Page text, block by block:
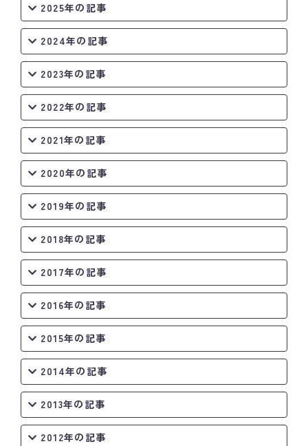
例会場・事務局の案内
リンク集
情報公開
入会のご案内
2025年の記事
2024年の記事
2023年の記事
2022年の記事
2021年の記事
2020年の記事
2019年の記事
2018年の記事
2017年の記事
2016年の記事
2015年の記事
2014年の記事
2013年の記事
2012年の記事